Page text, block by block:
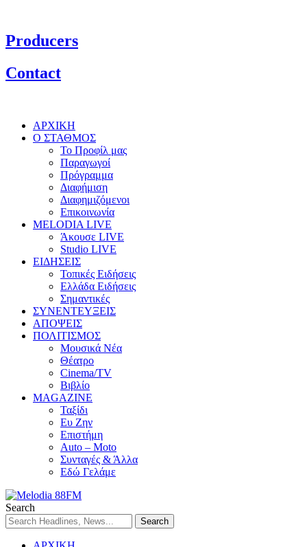
Producers
Contact
ΑΡΧΙΚΗ
Ο ΣΤΑΘΜΟΣ
Το Προφίλ μας
Παραγωγοί
Πρόγραμμα
Διαφήμιση
Διαφημιζόμενοι
Επικοινωνία
MELODIA LIVE
Άκουσε LIVE
Studio LIVE
ΕΙΔΗΣΕΙΣ
Τοπικές Ειδήσεις
Ελλάδα Ειδήσεις
Σημαντικές
ΣΥΝΕΝΤΕΥΞΕΙΣ
ΑΠΟΨΕΙΣ
ΠΟΛΙΤΙΣΜΟΣ
Μουσικά Νέα
Θέατρο
Cinema/TV
Βιβλίο
MAGAZINE
Ταξίδι
Ευ Ζην
Επιστήμη
Auto – Moto
Συνταγές & Άλλα
Εδώ Γελάμε
Search